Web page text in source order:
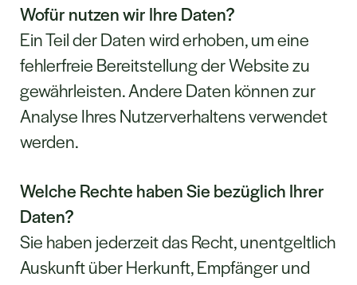
Wofür nutzen wir Ihre Daten?
Ein Teil der Daten wird erhoben, um eine
fehlerfreie Bereitstellung der Website zu
gewährleisten. Andere Daten können zur
Analyse Ihres Nutzerverhaltens verwendet
werden.
Welche Rechte haben Sie bezüglich Ihrer
Daten?
Sie haben jederzeit das Recht, unentgeltlich
Auskunft über Herkunft, Empfänger und